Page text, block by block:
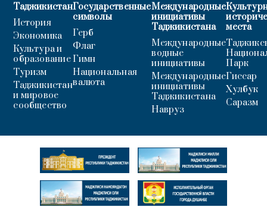
Таджикистан
История
Экономика
Культура и
образование
Туризм
Таджикистан
и мировое
сообщество
Государственные
символы
Герб
Флаг
Гимн
Национальная
валюта
Международные
инициативы
Таджикистана
Международные
водные
инициативы
Международные
инициативы
Таджикистана
Навруз
места
Парк
Гиссар
Хулбук
Саразм